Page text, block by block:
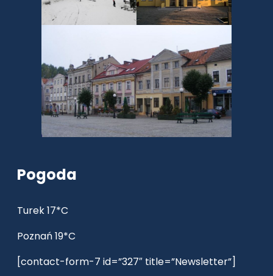
Pogoda
Turek 17*C
Poznań 19*C
[contact-form-7 id=”327″ title=”Newsletter”]